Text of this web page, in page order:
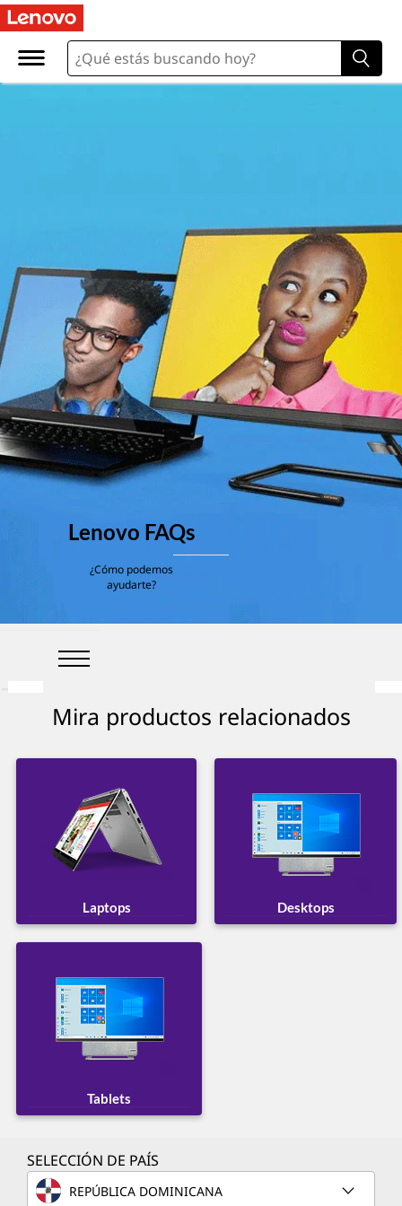
Lenovo FAQs
¿Cómo podemos
ayudarte?
Mira productos relacionados
Laptops Desktops
Tablets
SELECCIÓN DE PAÍS
REPÚBLICA DOMINICANA